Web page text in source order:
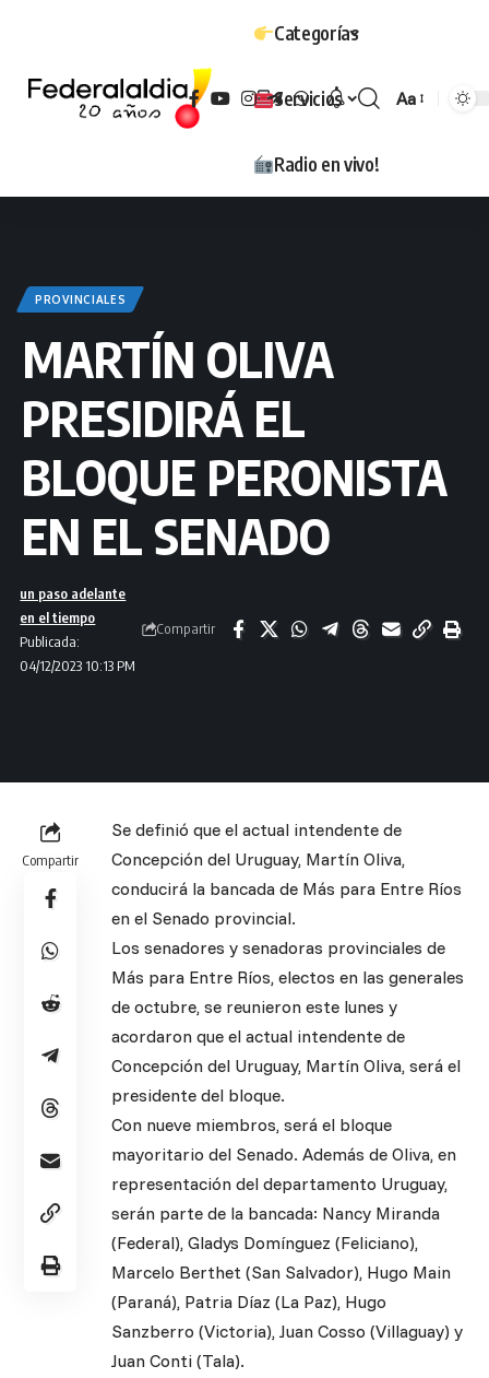
Categorías
Servicios
Radio en vivo!
Tamaño
Aa
PROVINCIALES
MARTÍN OLIVA
PRESIDIRÁ EL
BLOQUE PERONISTA
EN EL SENADO
Publicada:
04/12/2023 10:13 PM
un paso adelante
en el tiempo
Compartir
Compartir
Se definió que el actual intendente de
Concepción del Uruguay, Martín Oliva,
conducirá la bancada de Más para Entre Ríos
en el Senado provincial.
Los senadores y senadoras provinciales de
Más para Entre Ríos, electos en las generales
de octubre, se reunieron este lunes y
acordaron que el actual intendente de
Concepción del Uruguay, Martín Oliva, será el
presidente del bloque.
Con nueve miembros, será el bloque
mayoritario del Senado. Además de Oliva, en
representación del departamento Uruguay,
serán parte de la bancada: Nancy Miranda
(Federal), Gladys Domínguez (Feliciano),
Marcelo Berthet (San Salvador), Hugo Main
(Paraná), Patria Díaz (La Paz), Hugo
Sanzberro (Victoria), Juan Cosso (Villaguay) y
Juan Conti (Tala).